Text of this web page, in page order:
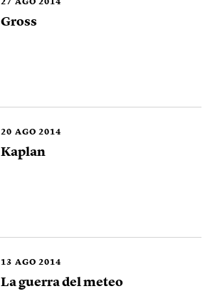
27 AGO 2014
Gross
20 AGO 2014
Kaplan
13 AGO 2014
La guerra del meteo